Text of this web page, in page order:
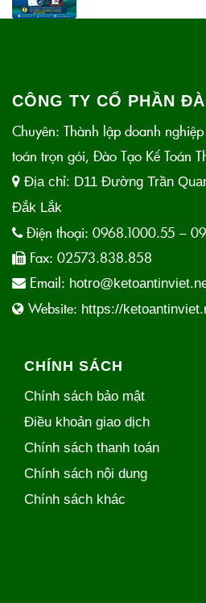
CÔNG TY CỔ PHẦN
Chuyên: Thành lập doanh
toán trọn gói, Đào Tạo Kế Toán
Địa chỉ: D11 Đường Trần
Đắk Lắk
Điện thoại: 0968.1000.55 –
Fax: 02573.838.858
Email:
Website: https://
CHÍNH SÁCH
Chính sách bảo mật
Điều khoản giao dịch
Chính sách thanh toán
Chính sách nội dung
Chính sách khác